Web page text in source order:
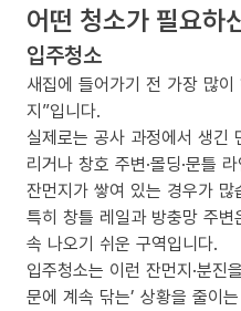
어떤 청소가 필요하
입주청소
새집에 들어가기 전 가장 많
지”입니다.
실제로는 공사 과정에서 생긴
리거나 창호 주변·몰딩·문틀
잔먼지가 쌓여 있는 경우가 많
특히 창틀 레일과 방충망 주
속 나오기 쉬운 구역입니다.
입주청소는 이런 잔먼지·분진
문에 계속 닦는’ 상황을 줄이